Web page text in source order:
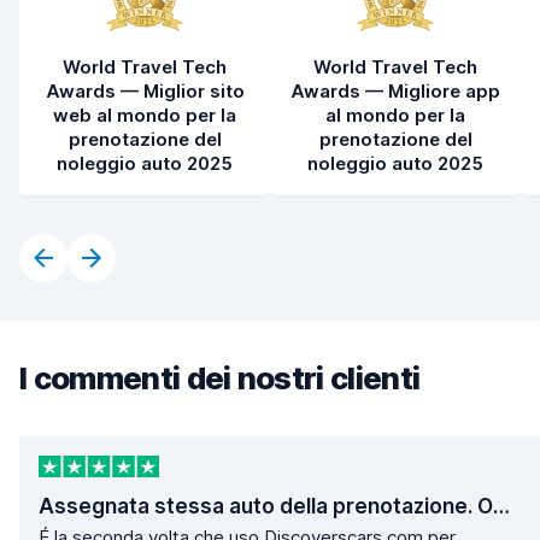
World Travel Tech
Awards — Miglior sito
web al mondo per la
prenotazione del
noleggio auto 2025
World Travel Tech
Awards — Migliore app
al mondo per la
prenotazione del
noleggio auto 2025
I commenti dei nostri clienti
Assegnata stessa auto della prenotazione. Operazioni di ritiro e consegna velocissime.